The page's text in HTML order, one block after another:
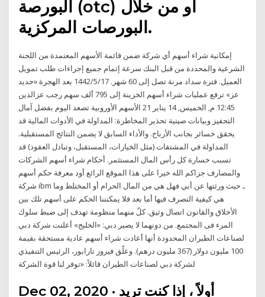
البورصة (otc) أو من خلال
البورصات المركزية.
إمكانية شراء أسهم أي شركة ضمن قائمة الأسهم المعتمدة من اللجنة
الشرعية والمحددة من قبل البنك سرعة إتمام جميع إجراءات طلب تمويل
العميل. فترة سداد مرنة تصل إلى 60 شهر. 17‏‏/5‏‏/1442 بعد الهجرة «حديد
عز» ترفع عمليات شراء أسهم الخزينة إلى 795 ألف سهم رجب عزالدين
12:45 م, الخميس, 14 يناير 21 الأسهم الأوروبية تصعد اليوم بفضل آمال
التحفيز وبيانات صينية تحذير المخاطرة: المداولة في الأدوات المالية قد
يحقق خسائر بجانب الأرباح. والأداء السابق لا يضمن النتائج المستقبلية.
المداولة في المشتقات (مثل الخيارات، المستقبل، وتبادل العقود) قد
تسبب خسارة كل رأس المال المستثمر. أحكام شراء أسهم الشركات
والمصارف جزاكم الله خيرا على هذا الموقع الرائع أود معرفة حكم أسهم
شركة ibm ـ حيث ورثتها عن أبي فهل هي من المال الحرام أو المختلط وما
هي كيفية التصرف فيها أما بعد فلا يمكنننا الحكم على أسهم تلك بين
الأخلاق والقانون اتصال وثيق. كلٌ منهما منظومة تهدف إلى ضبط سلوك
المرء فى المجتمع. من دونهما لا يصير دبي: «الخليج» أعلنت شركة دبي
لصناعات الطيران المحدودة أنها أعادت شراء أسهم عادية مستحقة بقيمة
100 مليون دولار (367 مليون درهم). وعلّق فيروز تارابور، الرئيس التنفيذي
لشركة دبي لصناعات الطيران قائلاً: «توفر لنا قوة الشركة
Dec 02, 2020 · أولاً ، إذا كنت تريد